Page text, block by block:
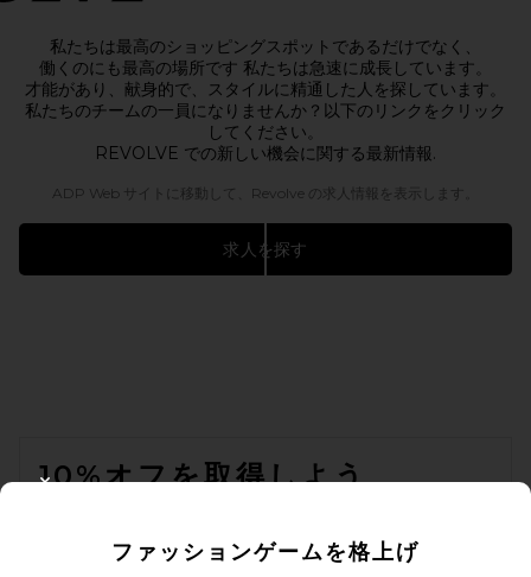
私たちは最高のショッピングスポットであるだけでなく、
働くのにも最高の場所です 私たちは急速に成長しています。
才能があり、献身的で、スタイルに精通した人を探しています。
私たちのチームの一員になりませんか？以下のリンクをクリック
してください。
REVOLVE での新しい機会に関する最新情報.
ADP Web サイトに移動して、Revolve の求人情報を表示します。
求人を探す
10%オフを取得しよう
プライバシーポリシー
ファッションゲームを格上げ